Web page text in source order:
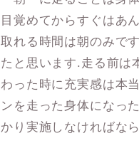
目覚めてからすぐはあ
取れる時間は朝のみで
たと思います.走る前は
わった時に充実感は本
ンを走った身体になっ
かり実施しなければな